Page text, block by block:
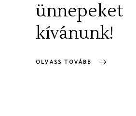
ünnepeket
kívánunk!
OLVASS TOVÁBB